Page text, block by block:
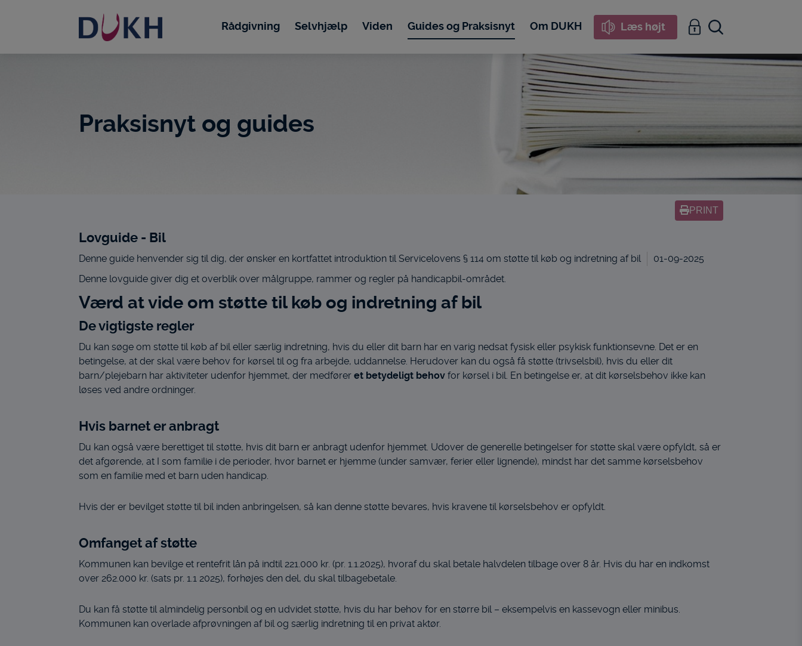
Rådgivning Selvhjælp Viden Guides og Praksisnyt Om DUKH Læs højt
dette
site
Praksisnyt og guides
Lovguide - Bil
Denne guide henvender sig til dig, der ønsker en kortfattet introduktion til Servicelovens § 114 om støtte til køb og indretning af bil
01-09-2025
Denne lovguide giver dig et overblik over målgruppe, rammer og regler på handicapbil-området.
Værd at vide om støtte til køb og indretning af bil
De vigtigste regler
Du kan søge om støtte til køb af bil eller særlig indretning, hvis du eller dit barn har en varig nedsat fysisk eller psykisk funktionsevne. Det er en
betingelse, at der skal være behov for kørsel til og fra arbejde, uddannelse. Herudover kan du også få støtte (trivselsbil), hvis du eller dit
barn/plejebarn har aktiviteter udenfor hjemmet, der medfører et betydeligt behov for kørsel i bil. En betingelse er, at dit kørselsbehov ikke kan
løses ved andre ordninger.
Hvis barnet er anbragt
Du kan også være berettiget til støtte, hvis dit barn er anbragt udenfor hjemmet. Udover de generelle betingelser for støtte skal være opfyldt, så er
det afgørende, at I som familie i de perioder, hvor barnet er hjemme (under samvær, ferier eller lignende), mindst har det samme kørselsbehov
som en familie med et barn uden handicap.
Hvis der er bevilget støtte til bil inden anbringelsen, så kan denne støtte bevares, hvis kravene til kørselsbehov er opfyldt.
Omfanget af støtte
Kommunen kan bevilge et rentefrit lån på indtil 221.000 kr. (pr. 1.1.2025), hvoraf du skal betale halvdelen tilbage over 8 år. Hvis du har en indkomst
over 262.000 kr. (sats pr. 1.1 2025), forhøjes den del, du skal tilbagebetale.
Du kan få støtte til almindelig personbil og en udvidet støtte, hvis du har behov for en større bil – eksempelvis en kassevogn eller minibus.
Kommunen kan overlade afprøvningen af bil og særlig indretning til en privat aktør.
PRINT